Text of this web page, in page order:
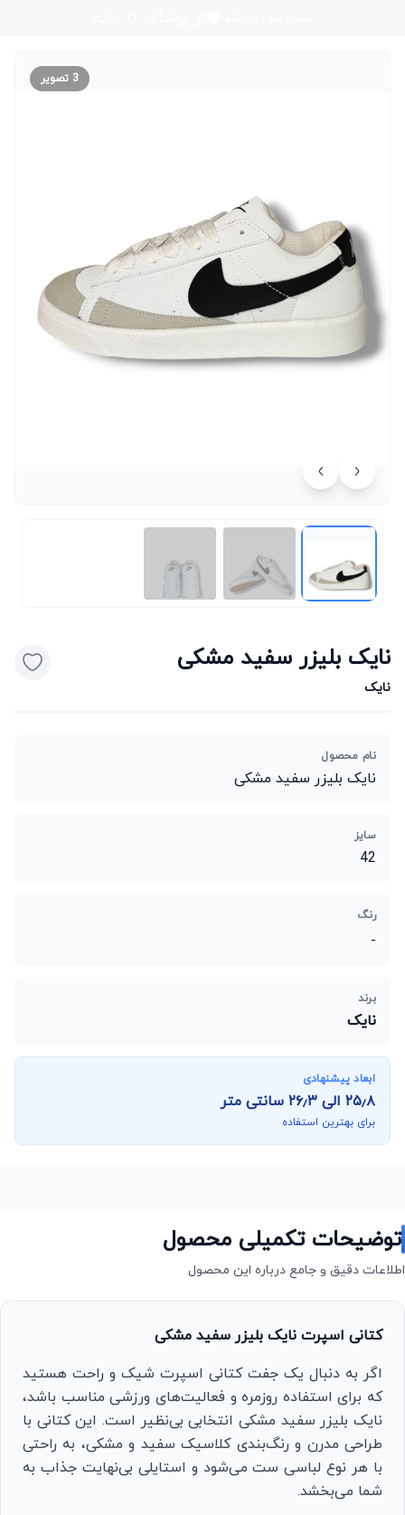
3 تصویر
نایک بلیزر سفید مشکی
نایک
نام محصول
نایک بلیزر سفید مشکی
سایز
42
رنگ
-
برند
نایک
ابعاد پیشنهادی
۲۵٫۸ الی۲۶٫۳سانتی متر
برای بهترین استفاده
توضیحات تکمیلی محصول
اطلاعات دقیق و جامع درباره این محصول
کتانی اسپرت نایک بلیزر سفید مشکی
اگر به دنبال یک جفت کتانی اسپرت شیک و راحت هستید
که برای استفاده روزمره و فعالیت‌های ورزشی مناسب باشد،
نایک بلیزر سفید مشکی انتخابی بی‌نظیر است. این کتانی با
طراحی مدرن و رنگ‌بندی کلاسیک سفید و مشکی، به راحتی
با هر نوع لباسی ست می‌شود و استایلی بی‌نهایت جذاب به
شما می‌بخشد.